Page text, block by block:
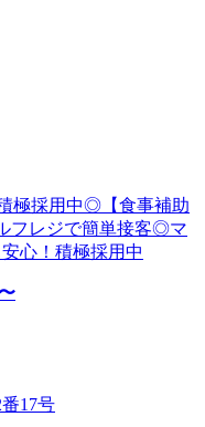
極採用中◎【食事補助
フレジで簡単接客◎マ
心！積極採用中
17号